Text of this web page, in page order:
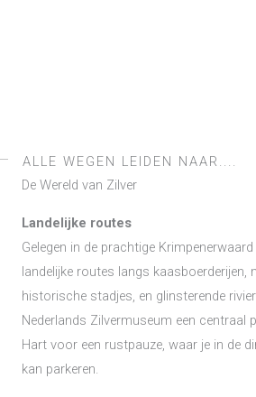
ALLE WEGEN LEIDEN NAAR....
De Wereld van Zilver
Landelijke routes
Gelegen in de prachtige
landelijke routes langs kaasboerderijen,
historische stadjes, en glinsterende
Nederlands Zilvermuseum een centraal
Hart voor een rustpauze, waar je in de
kan parkeren.